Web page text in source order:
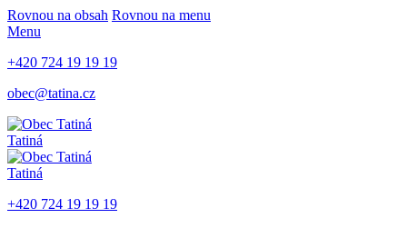
Rovnou na obsah Rovnou na menu
Menu
+420 724 19 19 19
obec@tatina.cz
Tatiná
Tatiná
+420 724 19 19 19